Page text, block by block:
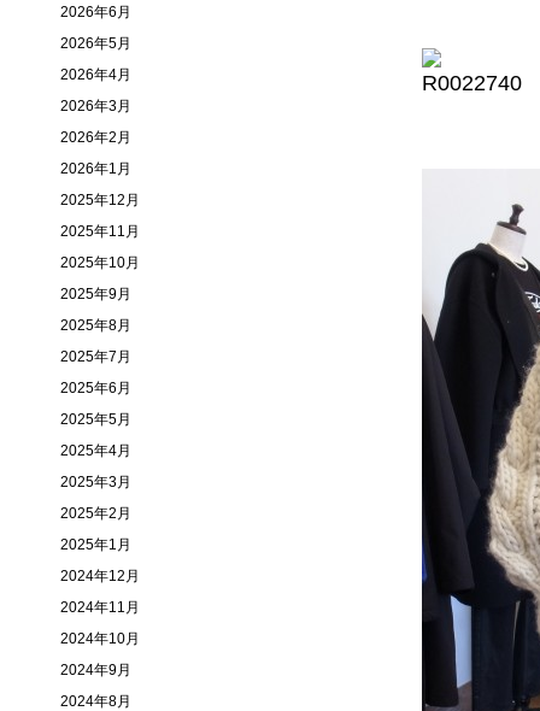
2026年6月
2026年5月
2026年4月
2026年3月
2026年2月
2026年1月
2025年12月
2025年11月
2025年10月
2025年9月
2025年8月
2025年7月
2025年6月
2025年5月
2025年4月
2025年3月
2025年2月
2025年1月
2024年12月
2024年11月
2024年10月
2024年9月
2024年8月